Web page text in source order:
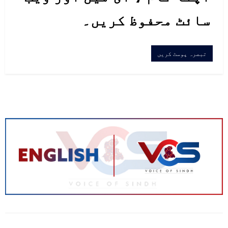
“ہاں بیٹی… میں ٹھیک ہوں۔”
ایما نے ادھر اُدھر دیکھا، پھر
دوبارہ اس کی طرف متوجہ ہوئی۔
اختیار کی، جیسے الفاظ تلاش کر رہا
ہو۔
پھر آہستہ سے بولا: “میں کسی کا
انتظار کر رہا ہوں…”
سائٹ محفوظ کریں۔